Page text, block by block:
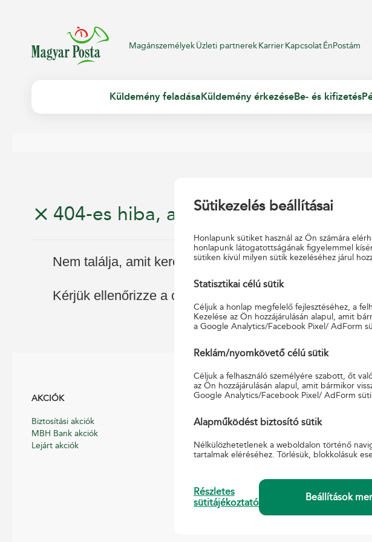
MagánszemélyekÜzleti partnerekKarrierKapcsolatÉnPostám
Küldemény feladása Küldemény érkezéseBe- és kifizetés
404-es hiba, az oldal nem található!
Nem találja, amit keresett?
Kérjük ellenőrizze a címet, vagy kezdje a főoldalon a
Sütikezelés beállításai
Honlapunk sütiket használ az Ön számára
honlapunk látogatottságának figyelemmel
sütiken kívül milyen sütik kezeléséhez járul
Statisztikai célú sütik
Céljuk a honlap megfelelő fejlesztéséhez, a
Kezelése az Ön hozzájárulásán alapul, amit
a Google Analytics/Facebook Pixel/ AdForm
Reklám/nyomkövető célú sütik
Céljuk a felhasználó személyére szabott, őt
az Ön hozzájárulásán alapul, amit bármikor
Google Analytics/Facebook Pixel/ AdForm
Alapműködést biztosító sütik
Nélkülözhetetlenek a weboldalon történő
tartalmak eléréséhez. Törlésük, blokkolásuk
Részletes
sütitájékoztató
Beállítások
AKCIÓK
Biztosítási akciók
MBH Bank akciók
Lejárt akciók
HASZNOS
Általános Szerződési Feltételek
Díjszabások
Nyomtatványminták
Pénzforgalmi, pénzügyi panaszkezelési
szabályzat
Süti tájékoztató